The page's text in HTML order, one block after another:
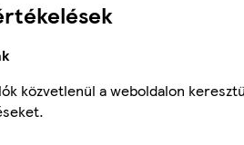
közvetlenül a weboldalon